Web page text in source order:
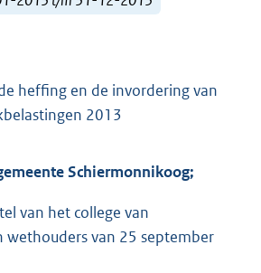
heffing en de invordering van
2013
Schiermonnikoog;
van het college van
wethouders van 25 september